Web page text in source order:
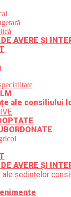
AVERE ȘI
ale consiliului
AVERE ȘI
ședințelor